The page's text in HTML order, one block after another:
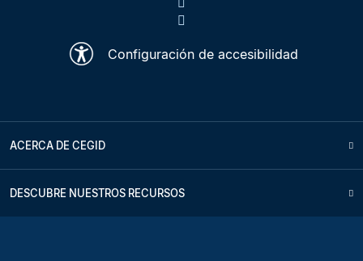
Configuración de accesibilidad
ACERCA DE CEGID
DESCUBRE NUESTROS RECURSOS